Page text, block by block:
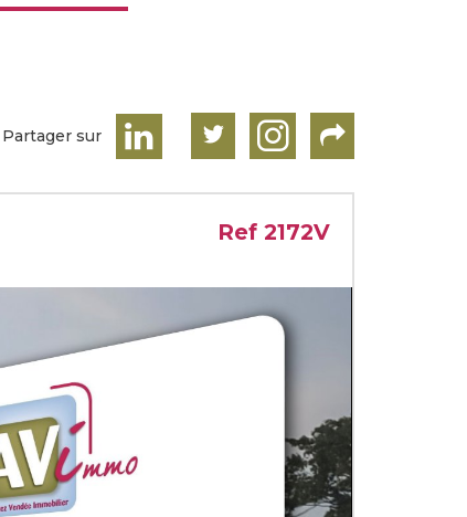
Partager sur
Ref 2172V